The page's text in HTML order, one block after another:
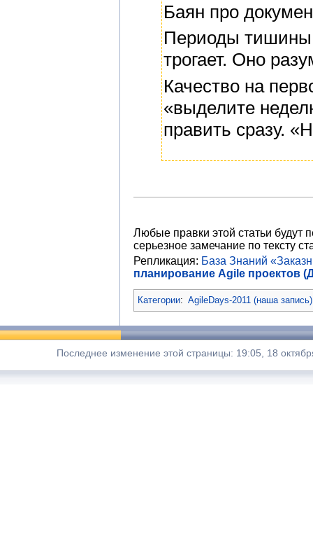
Баян про
Периоды
трогает. Оно
Качество на
«выделите
править сразу.
Любые правки этой статьи будут
серьезное замечание по тексту
Репликация: База Знаний
планирование Agile проектов
Категории: AgileDays-2011 (наша запись)
Последнее изменение этой страницы: 19:05, 18